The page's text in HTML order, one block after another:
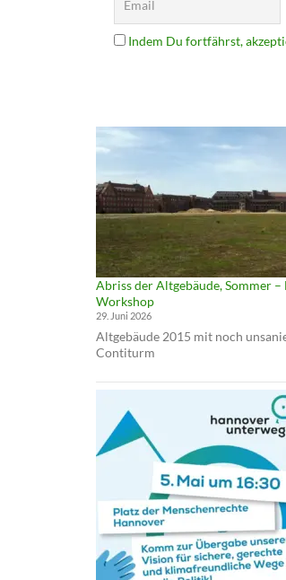
Indem Du fortfährst,
Abriss der Altgebäude, Sommer –
Workshop
29. Juni 2026
Altgebäude 2015 mit noch
Contiturm